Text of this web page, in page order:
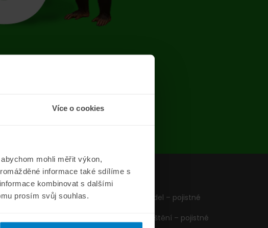
Více o cookies
mohli měřit výkon,
informace také sdílíme s
kombinovat s dalšími
prosím svůj souhlas.
chyba
Formuláře
Pojištění vozidel – pojistné
Cestovní pojištění – pojistné